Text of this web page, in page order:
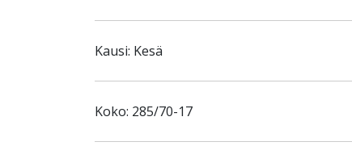
Kausi: Kesä
Koko: 285/70-17